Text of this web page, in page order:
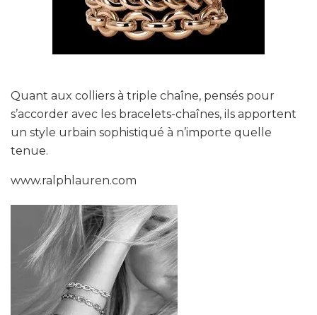
Quant aux colliers à triple chaîne, pensés pour
s’accorder avec les bracelets-chaînes, ils apportent
un style urbain sophistiqué à n’importe quelle
tenue.
www.ralphlauren.com